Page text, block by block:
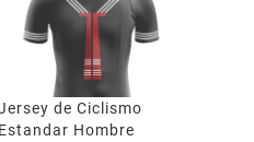
de Ciclismo
Estandar Hombre